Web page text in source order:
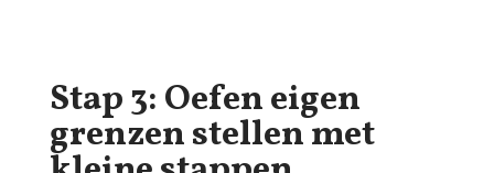
Stap 3: Oefen eigen
grenzen stellen met